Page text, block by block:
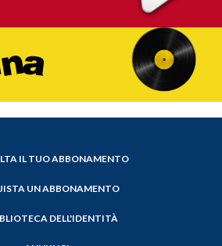
IL TUO ABBONAMENTO
UN ABBONAMENTO
DELL'IDENTITÀ